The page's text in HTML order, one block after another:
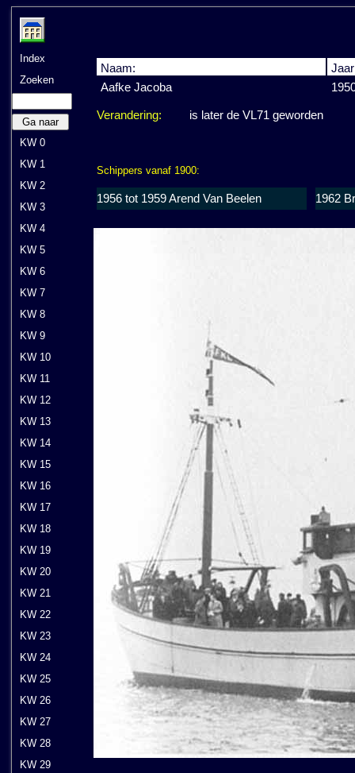
Index
Zoeken
Ga naar
KW 0
KW 1
KW 2
KW 3
KW 4
KW 5
KW 6
KW 7
KW 8
KW 9
KW 10
KW 11
KW 12
KW 13
KW 14
KW 15
KW 16
KW 17
KW 18
KW 19
KW 20
KW 21
KW 22
KW 23
KW 24
KW 25
KW 26
KW 27
KW 28
KW 29
Naam:
Aafke Jacoba
Verandering: is later de VL71 geworden
Schippers vanaf 1900:
1956 tot 1959 Arend Van Beelen 1962